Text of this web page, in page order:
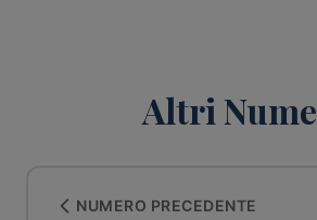
Altri
NUMERO PRECEDENTE